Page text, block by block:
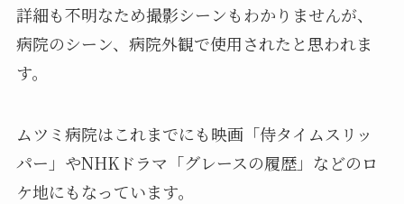
詳細も不明なため撮影シーンもわかりませんが、
病院のシーン、病院外観で使用されたと思われま
す。
ムツミ病院はこれまでにも映画「侍タイムスリッ
パー」やNHKドラマ「グレースの履歴」などのロ
ケ地にもなっています。